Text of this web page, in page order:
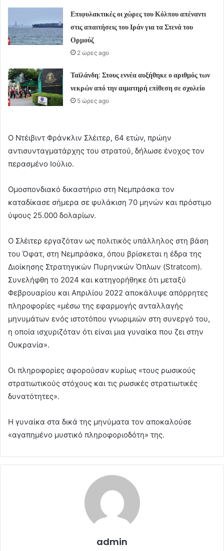
Επιφυλακτικές οι χώρες του Κόλπου απέναντι
στις απαιτήσεις του Ιράν για τα Στενά του
Ορμούζ
2 ώρες ago
Ταϊλάνδη: Στους εννέα αυξήθηκε ο αριθμός των
νεκρών από την αιματηρή επίθεση σε σχολείο
5 ώρες ago
Ο Ντέιβιντ Φράνκλιν Σλέιτερ, 64 ετών, πρώην
αντισυνταγματάρχης του στρατού, δήλωσε ένοχος τον
περασμένο Ιούλιο.
Ομοσπονδιακό δικαστήριο στη Νεμπράσκα τον
καταδίκασε σήμερα σε φυλάκιση 70 μηνών και πρόστιμο
ύψους 25.000 δολαρίων.
Ο Σλέιτερ εργαζόταν ως πολιτικός υπάλληλος στη βάση
του Όφατ, στη Νεμπράσκα, όπου βρίσκεται η έδρα της
Διοίκησης Στρατηγικών Πυρηνικών Όπλων (Stratcom).
Συνελήφθη το 2024 και κατηγορήθηκε ότι μεταξύ
Φεβρουαρίου και Απριλίου 2022 αποκάλυψε απόρρητες
πληροφορίες «μέσω της εφαρμογής ανταλλαγής
μηνυμάτων ενός ιστοτόπου γνωριμιών στη συνεργό του,
η οποία ισχυριζόταν ότι είναι μια γυναίκα που ζει στην
Ουκρανία».
Οι πληροφορίες αφορούσαν κυρίως «τους ρωσικούς
στρατιωτικούς στόχους και τις ρωσικές στρατιωτικές
δυνατότητες».
Η γυναίκα στα δικά της μηνύματα τον αποκαλούσε
«αγαπημένο μυστικό πληροφοριοδότη» της.
admin